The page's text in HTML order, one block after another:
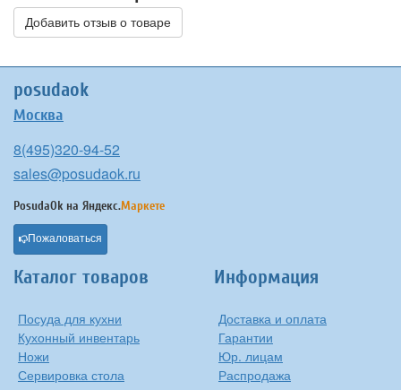
Добавить отзыв о товаре
posudaok
Москва
8(495)320-94-52
sales@posudaok.ru
PosudaOk на Яндекс.Маркете
Пожаловаться
Каталог товаров
Посуда для кухни
Кухонный инвентарь
Ножи
Сервировка стола
Информация
Доставка и оплата
Гарантии
Юр. лицам
Распродажа